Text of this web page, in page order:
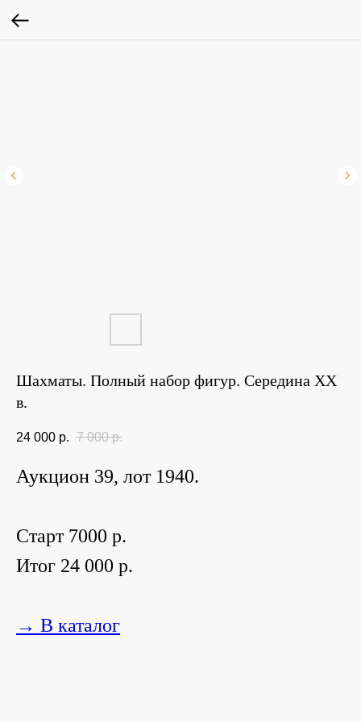
Шахматы. Полный набор фигур. Середина ХХ
в.
24 000 р. 7 000 р.
Аукцион 39, лот 1940.
Старт 7000 р.
Итог 24 000 р.
→ В каталог